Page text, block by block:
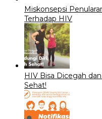
Miskonsepsi
Terhadap HIV
HIV Bisa Dicegah
Sehat!